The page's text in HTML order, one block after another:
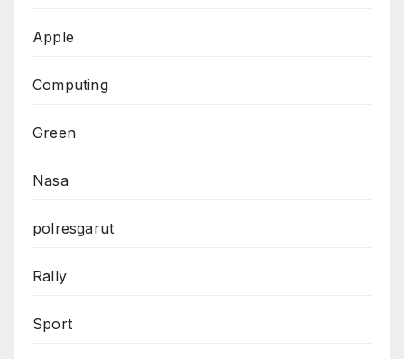
Apple
Computing
Green
Nasa
polresgarut
Rally
Sport